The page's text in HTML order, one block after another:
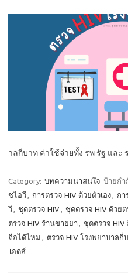
าลกี่บาท ค่าใช้จ่ายทั้ง รพ รัฐ และ
Category: บทความน่าสนใจ ป้ายกำ
ชไอวี, การตรวจ HIV ด้วยตัวเอง, กา
วี, ชุดตรวจ HIV, ชุดตรวจ HIV ด้วยต
ตรวจ HIV ร้านขายยา , ชุดตรวจ HIV
ถือได้ไหม , ตรวจ HIV โรงพยาบาลกี่
เอดส์